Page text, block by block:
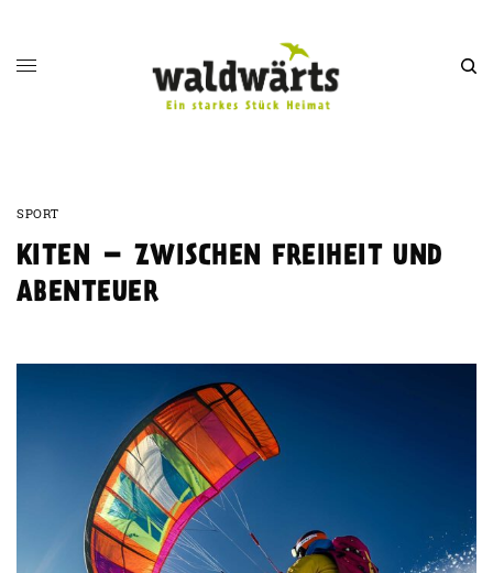
SPORT
KITEN – ZWISCHEN FREIHEIT UND
ABENTEUER